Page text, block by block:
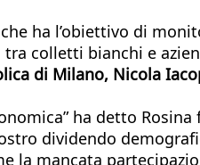
ha l’obiettivo di
colletti bianchi e
di Milano, Nicola
ha detto
dividendo
la mancata